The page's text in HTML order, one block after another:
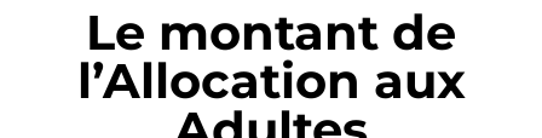
Le montant de
l’Allocation aux